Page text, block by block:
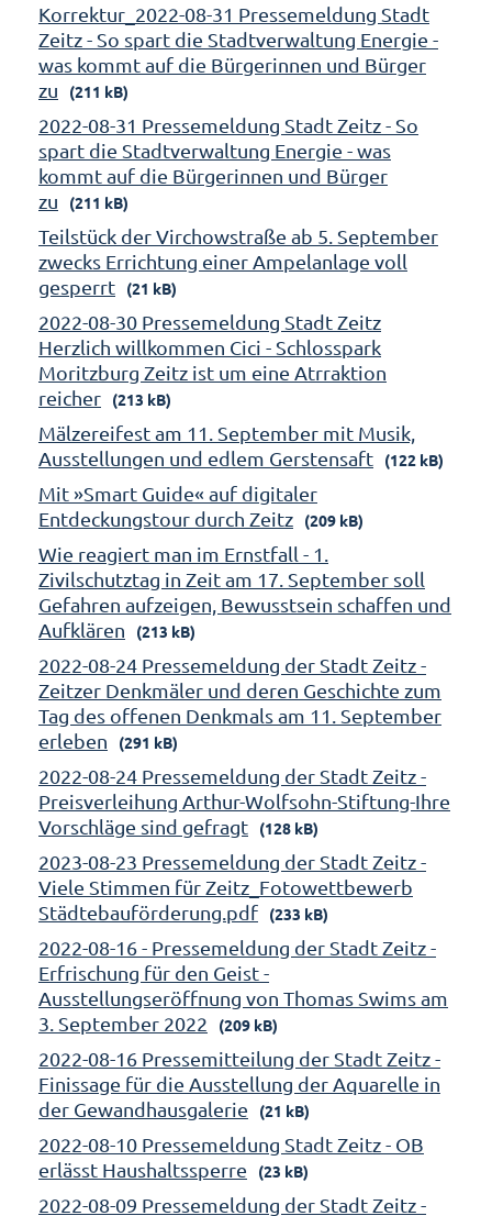
Korrektur_2022-08-31 Pressemeldung Stadt
Zeitz - So spart die Stadtverwaltung Energie -
was kommt auf die Bürgerinnen und Bürger
zu
(211 kB)
2022-08-31 Pressemeldung Stadt Zeitz - So
spart die Stadtverwaltung Energie - was
kommt auf die Bürgerinnen und Bürger
zu
(211 kB)
Teilstück der Virchowstraße ab 5. September
zwecks Errichtung einer Ampelanlage voll
gesperrt
(21 kB)
2022-08-30 Pressemeldung Stadt Zeitz
Herzlich willkommen Cici - Schlosspark
Moritzburg Zeitz ist um eine Atrraktion
reicher
(213 kB)
Mälzereifest am 11. September mit Musik,
Ausstellungen und edlem Gerstensaft
(122 kB)
Mit »Smart Guide« auf digitaler
Entdeckungstour durch Zeitz
(209 kB)
Wie reagiert man im Ernstfall - 1.
Zivilschutztag in Zeit am 17. September soll
Gefahren aufzeigen, Bewusstsein schaffen und
Aufklären
(213 kB)
2022-08-24 Pressemeldung der Stadt Zeitz -
Zeitzer Denkmäler und deren Geschichte zum
Tag des offenen Denkmals am 11. September
erleben
(291 kB)
2022-08-24 Pressemeldung der Stadt Zeitz -
Preisverleihung Arthur-Wolfsohn-Stiftung-Ihre
Vorschläge sind gefragt
(128 kB)
2023-08-23 Pressemeldung der Stadt Zeitz -
Viele Stimmen für Zeitz_Fotowettbewerb
Städtebauförderung.pdf
(233 kB)
2022-08-16 - Pressemeldung der Stadt Zeitz -
Erfrischung für den Geist -
Ausstellungseröffnung von Thomas Swims am
3. September 2022
(209 kB)
2022-08-16 Pressemitteilung der Stadt Zeitz -
Finissage für die Ausstellung der Aquarelle in
der Gewandhausgalerie
(21 kB)
2022-08-10 Pressemeldung Stadt Zeitz - OB
erlässt Haushaltssperre
(23 kB)
2022-08-09 Pressemeldung der Stadt Zeitz -